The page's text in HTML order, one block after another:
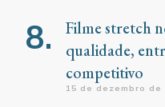
Filme stretch
qualidade,
competitivo
15 de dezembro de